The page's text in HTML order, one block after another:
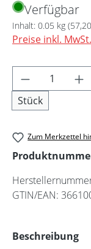
Verfügbar
Inhalt: 0.05 kg
Preise inkl.
Produkt
Stück
Zum Merkzettel
GTIN/EAN:
Beschreibung